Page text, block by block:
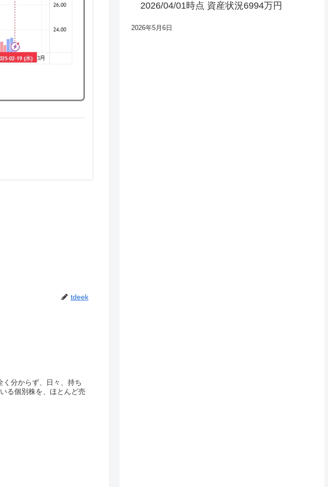
tdeek
く分からず、日々、持ち
る個別株を、ほとんど売
2026/04/01時点 資産状況6994万円
2026年5月6日